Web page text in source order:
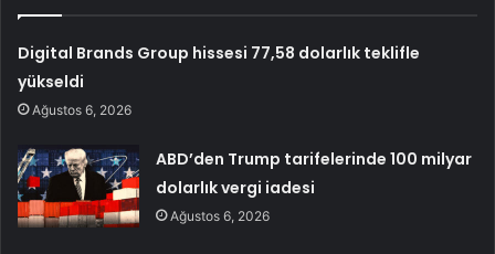
Digital Brands Group hissesi 77,58 dolarlık teklifle
yükseldi
Ağustos 6, 2026
ABD’den Trump tarifelerinde 100 milyar
dolarlık vergi iadesi
Ağustos 6, 2026